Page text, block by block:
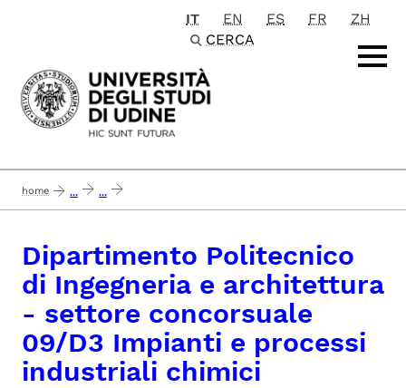
Passa al contenuto principale
IT EN ES FR
ZH
CERCA
home ... ...
Dipartimento Politecnico
di Ingegneria e architettura
- settore concorsuale
09/D3 Impianti e processi
industriali chimici